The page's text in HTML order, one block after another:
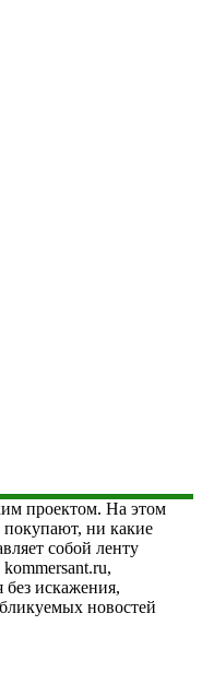
проектом. На этом
покупают, ни какие
собой ленту
искажения,
новостей